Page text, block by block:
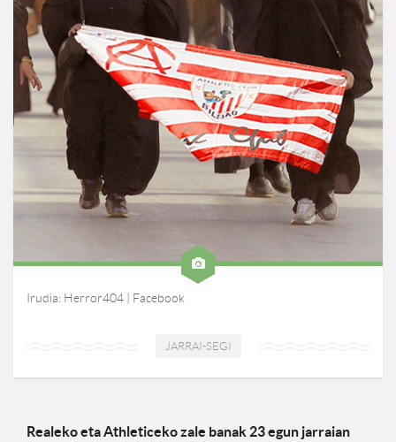
Irudia: Herror404 | Facebook
JARRAI-SEGI
Realeko eta Athleticeko zale banak 23 egun jarraian